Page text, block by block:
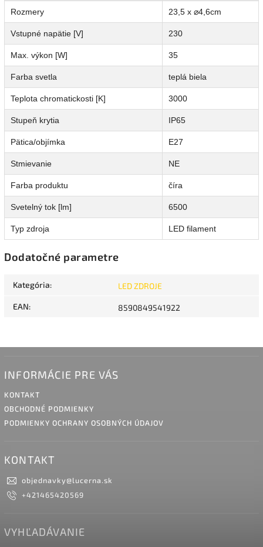
Rozmery 23,5 x ⌀4,6cm
Vstupné napätie [V] 230
Max. výkon [W] 35
Farba svetla teplá biela
Teplota chromatickosti [K] 3000
Stupeň krytia IP65
Pätica/objímka E27
Stmievanie NE
Farba produktu číra
Svetelný tok [lm] 6500
Typ zdroja LED filament
Dodatočné parametre
Kategória: LED ZDROJE
EAN: 8590849541922
INFORMÁCIE PRE VÁS
KONTAKT
OBCHODNÉ PODMIENKY
PODMIENKY OCHRANY OSOBNÝCH ÚDAJOV
KONTAKT
objednavky@lucerna.sk
+421465420569
VYHĽADÁVANIE